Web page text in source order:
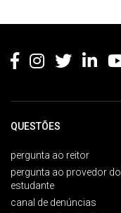
QUESTÕES
pergunta ao reitor
pergunta ao provedor do
estudante
canal de denúncias